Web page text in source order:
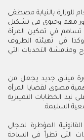
للوزارة بالنيابة مصطفى
مهم وحيوي في تشكيل
تساهم في تمكين المرأة
في تهيئته الظروف
التحديات التي
ميثاق جديد يجعل من
قصوى لقضايا المرأة
نبذ الخطابات التمييزية
السليمة.
المؤطرة لمجال
التي تطرأ في الساحة